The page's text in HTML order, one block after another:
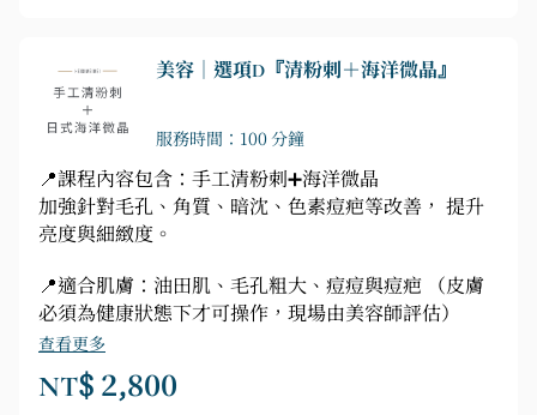
美容｜選項D『清粉刺＋海洋微晶』
服務時間：100 分鐘
📍課程內容包含：手工清粉刺➕海洋微晶
加強針對毛孔、角質、暗沈、色素痘疤等改善， 提升
亮度與細緻度。
📍適合肌膚：油田肌、毛孔粗大、痘痘與痘疤 （皮膚
必須為健康狀態下才可操作，現場由美容師評估）
查看更多
NT$ 2,800